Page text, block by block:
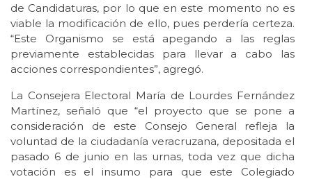
de Candidaturas, por lo que en este momento no es
viable la modificación de ello, pues perdería certeza.
“Este Organismo se está apegando a las reglas
previamente establecidas para llevar a cabo las
acciones correspondientes”, agregó.
La Consejera Electoral María de Lourdes Fernández
Martínez, señaló que “el proyecto que se pone a
consideración de este Consejo General refleja la
voluntad de la ciudadanía veracruzana, depositada el
pasado 6 de junio en las urnas, toda vez que dicha
votación es el insumo para que este Colegiado